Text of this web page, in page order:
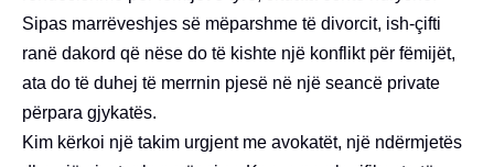
Sipas marrëveshjes së mëparshme të divorcit, ish-çifti
ranë dakord që nëse do të kishte një konflikt për fëmijët,
ata do të duhej të merrnin pjesë në një seancë private
përpara gjykatës.
Kim kërkoi një takim urgjent me avokatët, një ndërmjetës